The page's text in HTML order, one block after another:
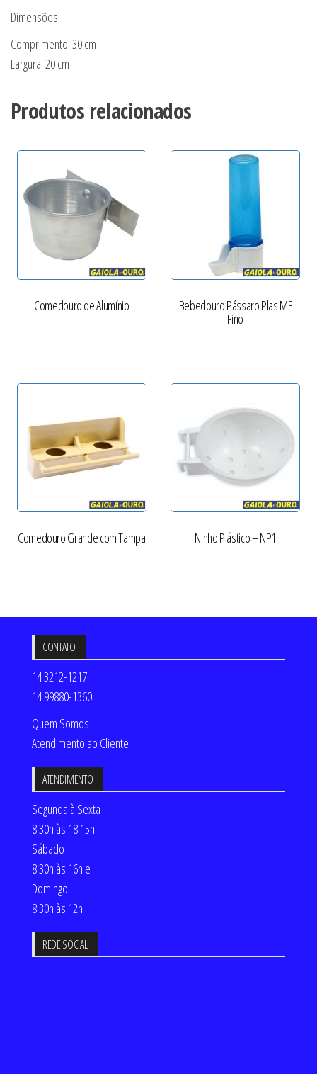
Dimensões:
Comprimento: 30 cm
Largura: 20 cm
Produtos relacionados
Comedouro de Alumínio Bebedouro Pássaro Plas MF
Fino
Comedouro Grande com Tampa Ninho Plástico – NP1
CONTATO
14 3212-1217
14 99880-1360
Quem Somos
Atendimento ao Cliente
ATENDIMENTO
Segunda à Sexta
8:30h às 18:15h
Sábado
8:30h às 16h e
Domingo
8:30h às 12h
REDE SOCIAL